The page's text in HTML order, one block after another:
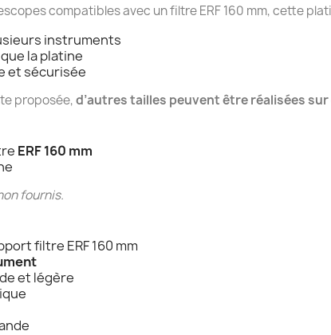
compatibles avec un filtre ERF 160 mm, cette
instruments
la platine
et sécurisée
proposée,d’autres tailles peuvent être réalisées
ERF 160 mm
fournis.
filtre ERF 160 mm
et légère